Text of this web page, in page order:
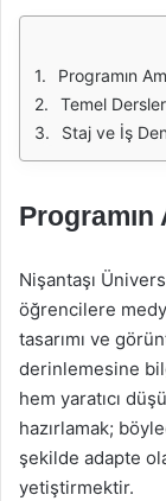
Programın
Temel
Staj ve İş
Programın
Nişantaşı
öğrencilere
tasarımı ve
derinlemesine
hem yaratıcı
hazırlamak;
şekilde adapte
yetiştirmektir.